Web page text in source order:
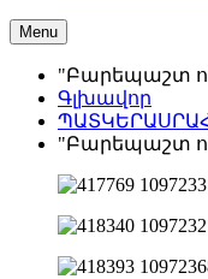
Menu
"Բարեպաշտ
Գլխավոր
"Բարեպաշտ